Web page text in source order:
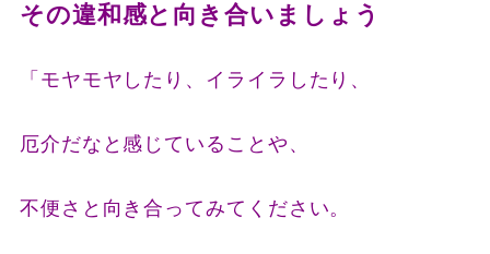
その違和感と向き合いましょう
「モヤモヤしたり、イライラしたり、
厄介だなと感じていることや、
不便さと向き合ってみてください。